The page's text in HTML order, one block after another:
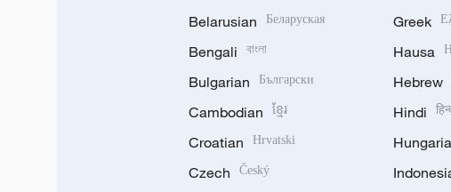
Belarusian Беларуская
Bengali বাংলা
Bulgarian Български
Cambodian ខ្មែរ
Croatian Hrvatski
Czech Český
Greek
Hausa
Hebrew
Hindi